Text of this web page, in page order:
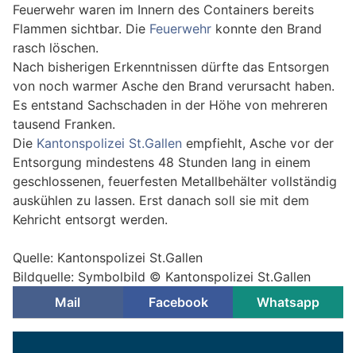
Feuerwehr waren im Innern des Containers bereits
Flammen sichtbar. Die Feuerwehr konnte den Brand
rasch löschen.
Nach bisherigen Erkenntnissen dürfte das Entsorgen
von noch warmer Asche den Brand verursacht haben.
Es entstand Sachschaden in der Höhe von mehreren
tausend Franken.
Die Kantonspolizei St.Gallen empfiehlt, Asche vor der
Entsorgung mindestens 48 Stunden lang in einem
geschlossenen, feuerfesten Metallbehälter vollständig
auskühlen zu lassen. Erst danach soll sie mit dem
Kehricht entsorgt werden.
Quelle: Kantonspolizei St.Gallen
Bildquelle: Symbolbild © Kantonspolizei St.Gallen
Mail
Facebook Whatsapp